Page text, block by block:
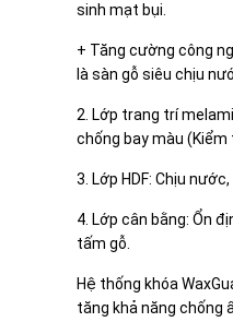
sinh mạt bụi.
+ Tăng cường công
là sàn gỗ siêu chịu
2. Lớp trang trí
chống bay màu (Kiểm
3. Lớp HDF: Chịu
4. Lớp cân bằng: Ổn
tấm gỗ.
Hệ thống khóa
tăng khả năng chống